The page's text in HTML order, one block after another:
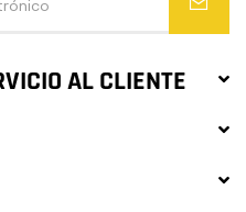
AL CLIENTE